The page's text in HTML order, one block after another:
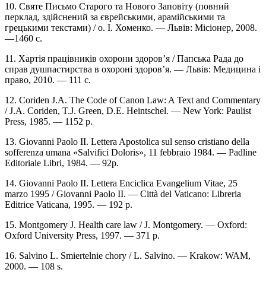
10. Святе Письмо Старого та Нового Заповіту (повний
перклад, здійснений за єврейськими, арамійськими та
грецькими текстами) / о. І. Хоменко. — Львів: Місіонер, 2008.
—1460 с.
11. Хартія працівників охорони здоров’я / Папська Рада до
справ душпастирства в охороні здоров’я. — Львів: Медицина і
право, 2010. — 111 с.
12. Coriden J.A. The Code of Canon Law: A Text and Commentary
/ J.A. Coriden, T.J. Green, D.E. Heintschel. — New York: Paulist
Press, 1985. — 1152 p.
13. Giovanni Paolo II. Lettera Apostolica sul senso cristiano della
sofferenza umana «Salvifici Doloris», 11 febbraio 1984. — Padline
Editoriale Libri, 1984. — 92p.
14. Giovanni Paolo II. Lettera Enciclica Evangelium Vitae, 25
marzo 1995 / Giovanni Paolo II. — Città del Vaticano: Libreria
Editrice Vaticana, 1995. — 192 p.
15. Montgomery J. Health care law / J. Montgomery. — Oxford:
Oxford University Press, 1997. — 371 p.
16. Salvino L. Smiertelnie chory / L. Salvino. — Krakow: WAM,
2000. — 108 s.